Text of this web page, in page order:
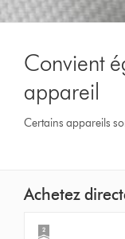
Convient
appareil
Certains appareils
Achetez